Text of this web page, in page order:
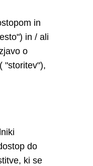
in
in / ali
o
"storitev"),
do
ki se